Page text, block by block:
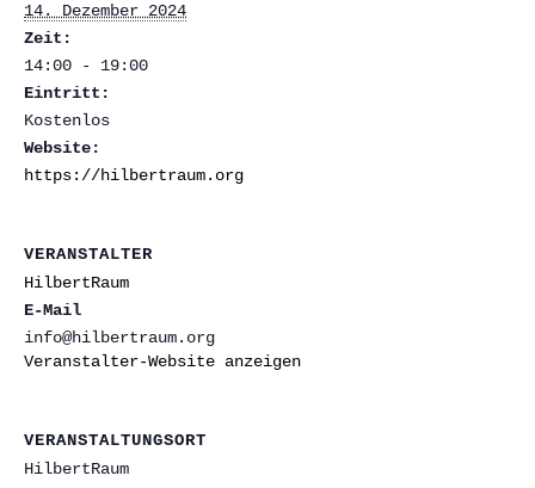
14. Dezember 2024
Zeit:
14:00 - 19:00
Eintritt:
Kostenlos
Website:
https://hilbertraum.org
VERANSTALTUNGSORT
HilbertRaum
VERANSTALTER
HilbertRaum
E-Mail
info@hilbertraum.org
Veranstalter-Website anzeigen